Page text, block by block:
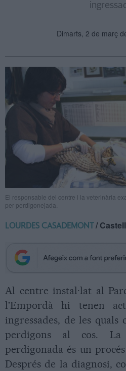
Dimarts, 2 de març
El responsable del centre i la veterinària
per perdigonejada.
LOURDES CASADEMONT /
Al centre instal·lat al
l'Empordà hi tenen
ingressades, de les
perdigons al cos. La
perdigonada és un
Després de la diagnosi,